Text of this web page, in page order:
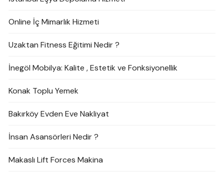
Online İç Mimarlık Hizmeti
Uzaktan Fitness Eğitimi Nedir ?
İnegöl Mobilya: Kalite , Estetik ve Fonksiyonellik
Konak Toplu Yemek
Bakırköy Evden Eve Nakliyat
İnsan Asansörleri Nedir ?
Makaslı Lift Forces Makina